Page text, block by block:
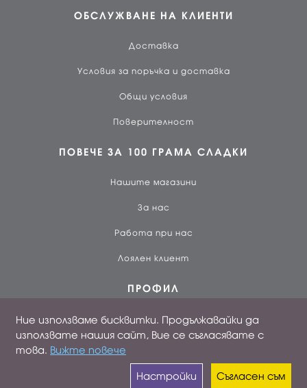
ОБСЛУЖВАНЕ НА КЛИЕНТИ
Доставка
Условия за поръчка и доставка
Общи условия
Поверителност
ПОВЕЧЕ ЗА 100 ГРАМА СЛАДКИ
Нашите магазини
За нас
Работа при нас
Лоялен клиент
ПРОФИЛ
Вход
Ние използваме бисквитки. Продължавайки да
използвате нашия сайт, Вие се съгласявате с
това. Вижте повече
Настройки Съгласен съм